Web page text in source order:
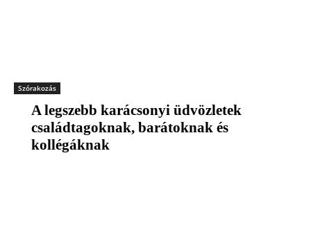
Szórakozás
A legszebb karácsonyi üdvözletek
családtagoknak, barátoknak és
kollégáknak